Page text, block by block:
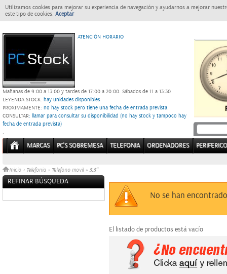
Utilizamos cookies para mejorar su experiencia de navegación y ayudarnos a mejorar
este tipo de cookies. Aceptar
ATENCIÓN HORARIO
Mañanas de 9:00 a 13:00 y tardes de 17:00 a 20:00. Sábados de 11 a 13:30
LEYENDA:STOCK: hay unidades disponibles
PROXIMAMENTE: no hay stock pero tiene una fecha de entrada prevista.
CONSULTAR: llamar para consultar su disponibilidad (no hay stock y tampoco hay
fecha de entrada prevista)
.
MARCAS PC'S SOBREMESA TELEFONIA ORDENADORES
Inicio > Telefonia » Telefono movil» 5.5"
REFINAR BÚSQUEDA
No se han
El listado de productos está vacío